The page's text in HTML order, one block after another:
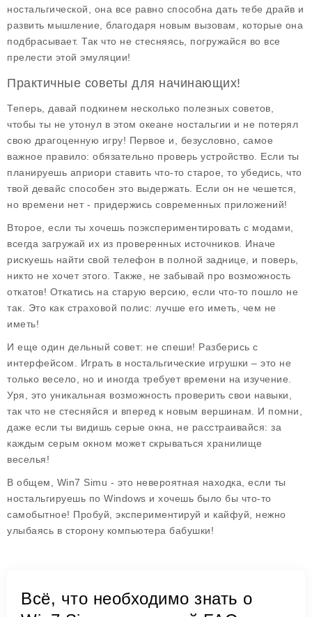
ностальгической, она все равно способна дать тебе драйв и
развить мышление, благодаря новым вызовам, которые она
подбрасывает. Так что не стесняясь, погружайся во все
прелести этой эмуляции!
Практичные советы для начинающих!
Теперь, давай подкинем несколько полезных советов,
чтобы ты не утонул в этом океане ностальгии и не потерял
свою драгоценную игру! Первое и, безусловно, самое
важное правило: обязательно проверь устройство . Если ты
планируешь априори ставить что-то старое, то убедись, что
твой девайс способен это выдержать. Если он не чешется,
но времени нет - придержись современных приложений!
Второе, если ты хочешь поэкспериментировать с модами,
всегда загружай их из проверенных источников . Иначе
рискуешь найти свой телефон в полной заднице, и поверь,
никто не хочет этого. Также, не забывай про возможность
откатов! Откатись на старую версию, если что-то пошло не
так. Это как страховой полис: лучше его иметь, чем не
иметь!
И еще один дельный совет: не спеши! Разберись с
интерфейсом. Играть в ностальгические игрушки – это не
только весело, но и иногда требует времени на изучение.
Уря, это уникальная возможность проверить свои навыки,
так что не стесняйся и вперед к новым вершинам. И помни,
даже если ты видишь серые окна, не расстраивайся: за
каждым серым окном может скрываться хранилище
веселья!
В общем, Win7 Simu - это невероятная находка, если ты
ностальгируешь по Windows и хочешь было бы что-то
самобытное! Пробуй, экспериментируй и кайфуй, нежно
улыбаясь в сторону компьютера бабушки!
Всё, что необходимо знать о